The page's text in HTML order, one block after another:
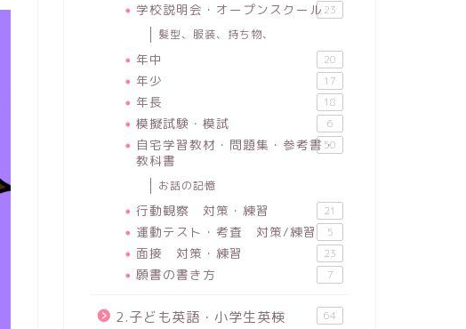
学校説明会・オープンスクール 23
髪型、服装、持ち物、
年中 20
年少 17
年長 18
模擬試験・模試 6
自宅学習教材・問題集・参考書・
教科書
50
お話の記憶
行動観察 対策・練習 21
運動テスト・考査 対策/練習 5
面接 対策・練習 23
願書の書き方 7
2.子ども英語・小学生英検 64